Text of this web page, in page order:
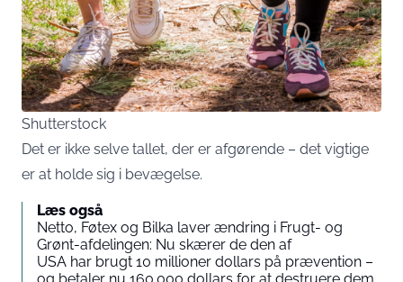
Shutterstock
Det er ikke selve tallet, der er afgørende – det vigtige
er at holde sig i bevægelse.
Læs også
Netto, Føtex og Bilka laver ændring i Frugt- og
Grønt-afdelingen: Nu skærer de den af
USA har brugt 10 millioner dollars på prævention –